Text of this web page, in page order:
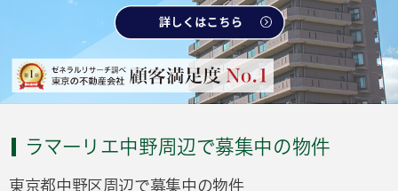
ラマーリエ中野周辺で募集中の物件
東京都中野区周辺で募集中の物件